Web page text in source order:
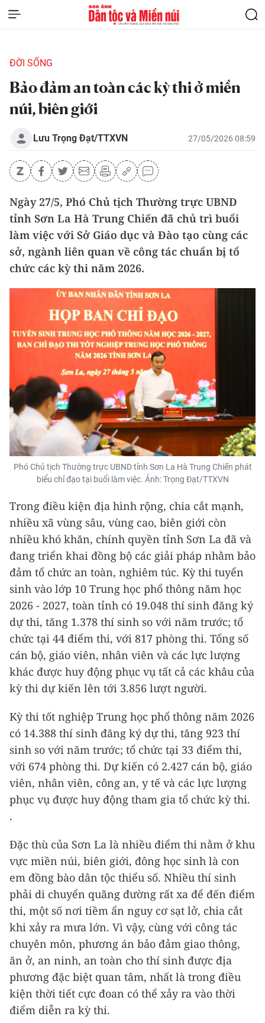
ĐỜI SỐNG
Bảo đảm an toàn các kỳ thi ở miền
núi, biên giới
Lưu Trọng Đạt/TTXVN 27/05/2026 08:59
Ngày 27/5, Phó Chủ tịch Thường trực UBND
tỉnh Sơn La Hà Trung Chiến đã chủ trì buổi
làm việc với Sở Giáo dục và Đào tạo cùng các
sở, ngành liên quan về công tác chuẩn bị tổ
chức các kỳ thi năm 2026.
Phó Chủ tịch Thường trực UBND tỉnh Sơn La Hà Trung Chiến phát
biểu chỉ đạo tại buổi làm việc. Ảnh: Trọng Đạt/TTXVN
Trong điều kiện địa hình rộng, chia cắt mạnh,
nhiều xã vùng sâu, vùng cao, biên giới còn
nhiều khó khăn, chính quyền tỉnh Sơn La đã và
đang triển khai đồng bộ các giải pháp nhằm bảo
đảm tổ chức an toàn, nghiêm túc. Kỳ thi tuyển
sinh vào lớp 10 Trung học phổ thông năm học
2026 - 2027, toàn tỉnh có 19.048 thí sinh đăng ký
dự thi, tăng 1.378 thí sinh so với năm trước; tổ
chức tại 44 điểm thi, với 817 phòng thi. Tổng số
cán bộ, giáo viên, nhân viên và các lực lượng
khác được huy động phục vụ tất cả các khâu của
kỳ thi dự kiến lên tới 3.856 lượt người.
Kỳ thi tốt nghiệp Trung học phổ thông năm 2026
có 14.388 thí sinh đăng ký dự thi, tăng 923 thí
sinh so với năm trước; tổ chức tại 33 điểm thi,
với 674 phòng thi. Dự kiến có 2.427 cán bộ, giáo
viên, nhân viên, công an, y tế và các lực lượng
phục vụ được huy động tham gia tổ chức kỳ thi.
.
Đặc thù của Sơn La là nhiều điểm thi nằm ở khu
vực miền núi, biên giới, đông học sinh là con
em đồng bào dân tộc thiểu số. Nhiều thí sinh
phải di chuyển quãng đường rất xa để đến điểm
thi, một số nơi tiềm ẩn nguy cơ sạt lở, chia cắt
khi xảy ra mưa lớn. Vì vậy, cùng với công tác
chuyên môn, phương án bảo đảm giao thông,
ăn ở, an ninh, an toàn cho thí sinh được địa
phương đặc biệt quan tâm, nhất là trong điều
kiện thời tiết cực đoan có thể xảy ra vào thời
điểm diễn ra kỳ thi.